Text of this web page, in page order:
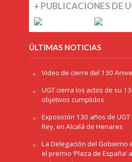
+ PUBLICACIONES DE
ÚLTIMAS NOTICIAS
Video de cierre del 130
UGT cierra los actos de su
objetivos cumplidos
Exposición 130 años de
Rey, en Alcalá de Henares
La Delegación del Gobierno
el premio ‘Plaza de España’